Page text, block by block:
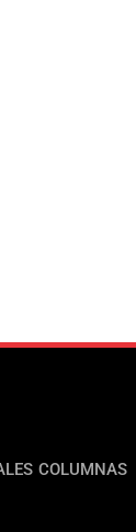
COLUMNAS